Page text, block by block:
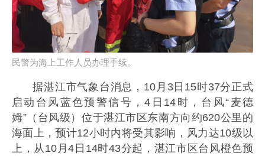
民警为海上工作人员办理手续。
据湛江市气象台消息，10月3日15时37分正式
启动台风蓝色预警信号，4日14时，台风“麦德
姆”（台风级）位于湛江市区东南方向约620公里的
海面上，预计12小时内将受其影响，风力达10级以
上，从10月4日14时43分起，湛江市区台风橙色预